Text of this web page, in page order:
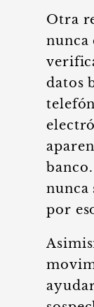
Otra
nunca
datos
nunca
por